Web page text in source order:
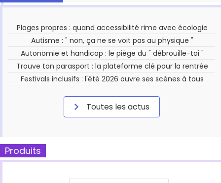
Plages propres : quand accessibilité rime avec écologie
Autisme : " non, ça ne se voit pas au physique "
Autonomie et handicap : le piège du " débrouille-toi "
Trouve ton parasport : la plateforme clé pour la rentrée
Festivals inclusifs : l'été 2026 ouvre ses scènes à tous
Toutes les actus
Produits